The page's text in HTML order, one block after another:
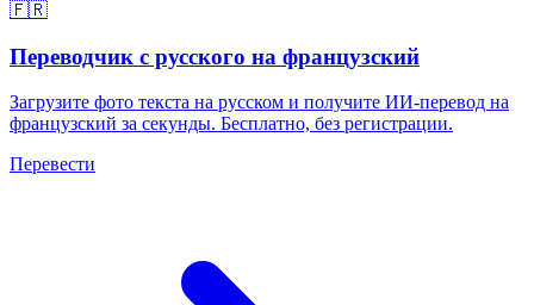
🇫🇷
Переводчик с русского на французский
Загрузите фото текста на русском и получите ИИ-перевод на
французский за секунды. Бесплатно, без регистрации.
Перевести